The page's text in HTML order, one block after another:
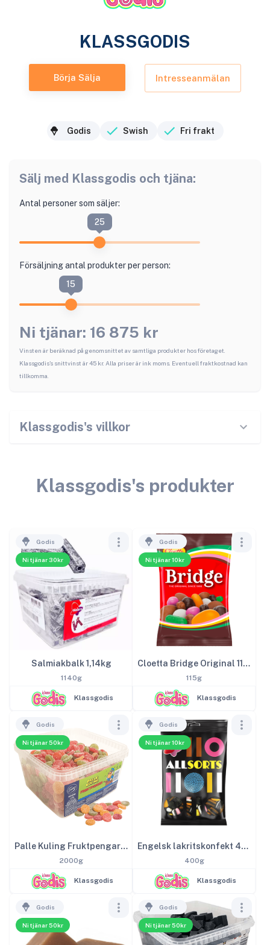
KLASSGODIS
Börja Sälja Intresseanmälan
Godis Swish Fri frakt
Sälj med Klassgodis och tjäna:
Antal personer som säljer:
25
Försäljning antal produkter per person:
15
Ni tjänar: 16 875 kr
Vinsten är beräknad på genomsnittet av samtliga produkter hos företaget.
Klassgodis's snittvinst är45 kr. Alla priser är ink moms. Eventuell fraktkostnad kan
tillkomma.
Klassgodis's villkor
Klassgodis's produkter
Ni tjänar 30kr
Godis
Salmiakbalk 1,14kg
1140g
Klassgodis
Ni tjänar 10kr
Godis
Cloetta Bridge Original 115g
115g
Klassgodis
Ni tjänar 50kr
Godis
Palle Kuling Fruktpengar 2kg
2000g
Klassgodis
Ni tjänar 10kr
Godis
Engelsk lakritskonfekt 400g
400g
Klassgodis
Ni tjänar 50kr
Godis
Ni tjänar 50kr
Godis